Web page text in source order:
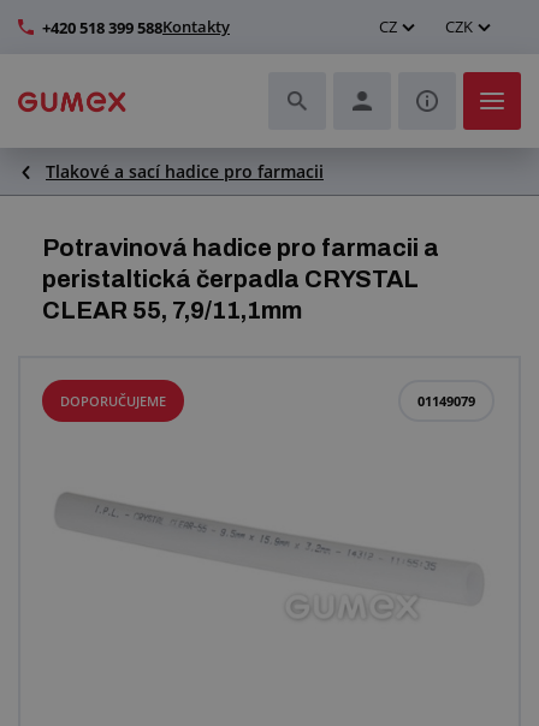
+420 518 399 588Kontakty CZ CZK
Hadice a jejich kompletace
Profily a výroba těsnění
Technické plasty
Zlepšení pracovního prostředí
Další pryžové a plastové výrobky
Tlakové a sací hadice pro farmacii
Potravinová hadice pro farmacii a
peristaltická čerpadla CRYSTAL
CLEAR 55, 7,9/11,1mm
01149079
DOPORUČUJEME